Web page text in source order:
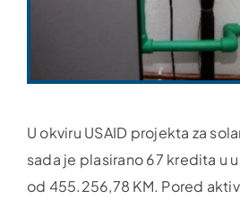
U okviru USAID projekta za
sada je plasirano 67 kredita u
od 455.256,78 KM. Pored